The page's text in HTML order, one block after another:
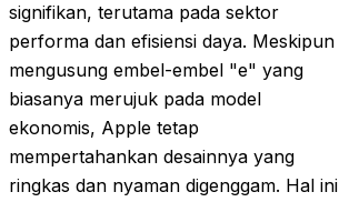
signifikan, terutama pada sektor
performa dan efisiensi daya. Meskipun
mengusung embel-embel "e" yang
biasanya merujuk pada model
ekonomis, Apple tetap
mempertahankan desainnya yang
ringkas dan nyaman digenggam. Hal ini